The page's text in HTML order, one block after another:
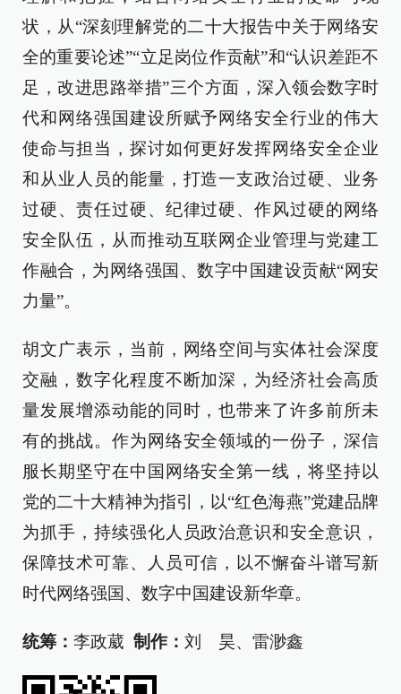
状，从“深刻理解党的二十大报告中关于网络安
全的重要论述”“立足岗位作贡献”和“认识差距不
足，改进思路举措”三个方面，深入领会数字时
代和网络强国建设所赋予网络安全行业的伟大
使命与担当，探讨如何更好发挥网络安全企业
和从业人员的能量，打造一支政治过硬、业务
过硬、责任过硬、纪律过硬、作风过硬的网络
安全队伍，从而推动互联网企业管理与党建工
作融合，为网络强国、数字中国建设贡献“网安
力量”。
胡文广表示，当前，网络空间与实体社会深度
交融，数字化程度不断加深，为经济社会高质
量发展增添动能的同时，也带来了许多前所未
有的挑战。作为网络安全领域的一份子，深信
服长期坚守在中国网络安全第一线，将坚持以
党的二十大精神为指引，以“红色海燕”党建品牌
为抓手，持续强化人员政治意识和安全意识，
保障技术可靠、人员可信，以不懈奋斗谱写新
时代网络强国、数字中国建设新华章。
统筹： 李政葳 制作： 刘 昊、雷渺鑫